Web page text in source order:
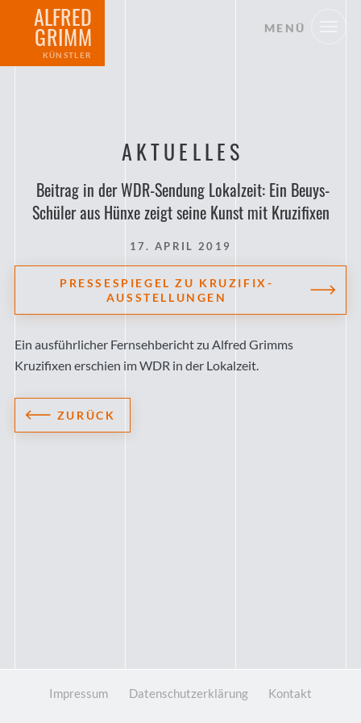
ALFRED
GRIMM
KÜNSTLER
MENÜ
AKTUELLES
Beitrag in der WDR-Sendung Lokalzeit: Ein Beuys-
Schüler aus Hünxe zeigt seine Kunst mit Kruzifixen
17. APRIL 2019
PRESSESPIEGEL ZU KRUZIFIX-
AUSSTELLUNGEN
Ein ausführlicher Fernsehbericht zu Alfred Grimms
Kruzifixen erschien im WDR in der Lokalzeit.
ZURÜCK
Impressum Datenschutzerklärung Kontakt